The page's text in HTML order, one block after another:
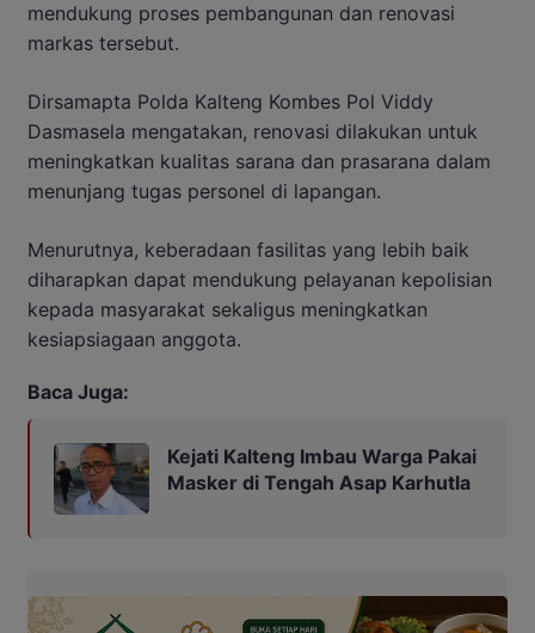
mendukung proses pembangunan dan renovasi
markas tersebut.
Dirsamapta Polda Kalteng Kombes Pol Viddy
Dasmasela mengatakan, renovasi dilakukan untuk
meningkatkan kualitas sarana dan prasarana dalam
menunjang tugas personel di lapangan.
Menurutnya, keberadaan fasilitas yang lebih baik
diharapkan dapat mendukung pelayanan kepolisian
kepada masyarakat sekaligus meningkatkan
kesiapsiagaan anggota.
Baca Juga:
Kejati Kalteng Imbau Warga Pakai
Masker di Tengah Asap Karhutla